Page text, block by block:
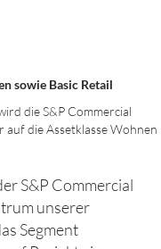
sowie Basic Retail
die S&P Commercial
die Assetklasse Wohnen
S&P Commercial
unserer
Segment